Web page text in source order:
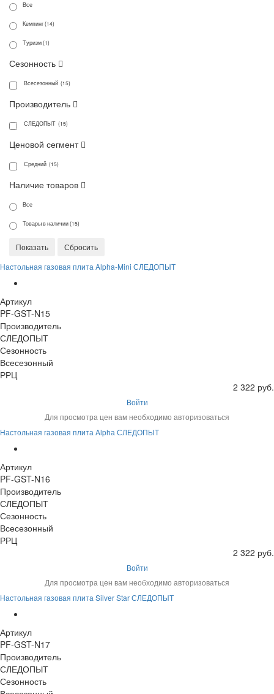
Все
Кемпинг (14)
Туризм (1)
Сезонность
Всесезонный (15)
Производитель
СЛЕДОПЫТ (15)
Ценовой сегмент
Средний (15)
Наличие товаров
Все
Товары в наличии (15)
Настольная газовая плита Alpha-Mini СЛЕДОПЫТ
Артикул
PF-GST-N15
Производитель
СЛЕДОПЫТ
Сезонность
Всесезонный
РРЦ
2 322 руб.
Войти
Для просмотра цен вам необходимо авторизоваться
Настольная газовая плита Alphа СЛЕДОПЫТ
Артикул
PF-GST-N16
Производитель
СЛЕДОПЫТ
Сезонность
Всесезонный
РРЦ
2 322 руб.
Войти
Для просмотра цен вам необходимо авторизоваться
Настольная газовая плита Silver Star СЛЕДОПЫТ
Артикул
PF-GST-N17
Производитель
СЛЕДОПЫТ
Сезонность